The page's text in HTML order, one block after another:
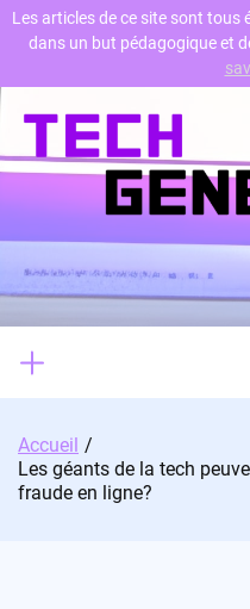
Skip
content
Accueil
Les géants de la tech
fraude en ligne?
Les articles de ce site sont tous
dans un but pédagogique et